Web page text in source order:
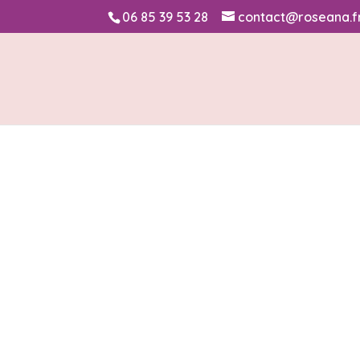
06 85 39 53 28